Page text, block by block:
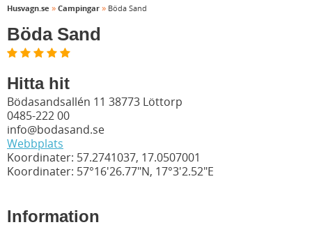
Husvagn.se » Campingar » Böda Sand
Böda Sand
Hitta hit
Bödasandsallén 11 38773 Löttorp
0485-222 00
info@bodasand.se
Webbplats
Koordinater: 57.2741037, 17.0507001
Koordinater: 57°16'26.77"N, 17°3'2.52"E
Information